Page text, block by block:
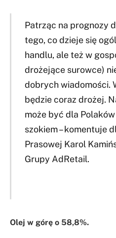
Patrząc na prognozy
tego, co dzieje się
handlu, ale też w
drożejące surowce)
dobrych wiadomości.
będzie coraz drożej.
może być dla
szokiem – komentuje
Prasowej Karol
Grupy AdRetail.
Olej w górę o 58,8%.